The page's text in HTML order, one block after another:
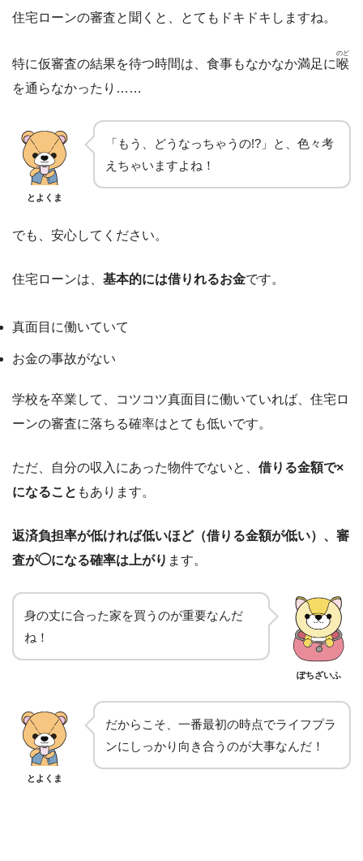
住宅ローンの審査と聞くと、とてもドキドキしますね。
特に仮審査の結果を待つ時間は、食事もなかなか満足に喉
のど
を通らなかったり……
とよくま
「もう、どうなっちゃうの!?」と、色々考
えちゃいますよね！
でも、安心してください。
住宅ローンは、 基本的には借りれるお金です。
真面目に働いていて
お金の事故がない
学校を卒業して、コツコツ真面目に働いていれば、住宅ロ
ーンの審査に落ちる確率はとても低いです。
ただ、自分の収入にあった物件でないと、 借りる金額で×
になること もあります。
返済負担率が低ければ低いほど（借りる金額が低い）、審
査が◯になる確率は上がり ます。
身の丈に合った家を買うのが重要なんだ
ね！
ぽちざいふ
とよくま
だからこそ、一番最初の時点でライフプラ
ンにしっかり向き合うのが大事なんだ！